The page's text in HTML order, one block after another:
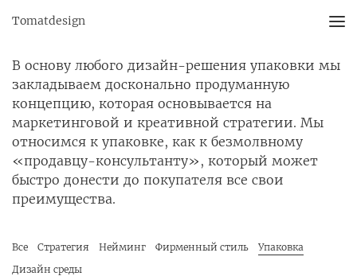
Tomatdesign
В основу любого дизайн-решения упаковки мы
закладываем досконально продуманную
концепцию, которая основывается на
маркетинговой и креативной стратегии. Мы
относимся к упаковке, как к безмолвному
«продавцу-консультанту», который может
быстро донести до покупателя все свои
преимущества.
Все Стратегия Нейминг Фирменный стиль
Упаковка
Дизайн среды